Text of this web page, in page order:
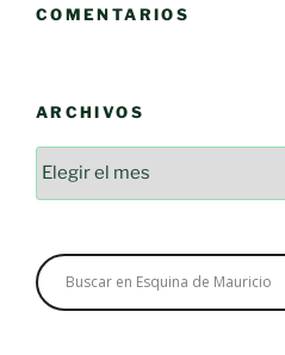
COMENTARIOS
ARCHIVOS
Archivos